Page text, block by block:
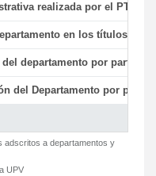
realizada por el PTGAS
en los títulos de
departamento por parte
del Departamento por parte
adscritos a departamentos y
UPV